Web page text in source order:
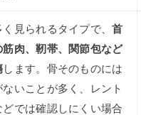
く見られるタイプで、首
筋肉、靭帯、関節包など
します。骨そのものには
ないことが多く、レント
どでは確認しにくい場合